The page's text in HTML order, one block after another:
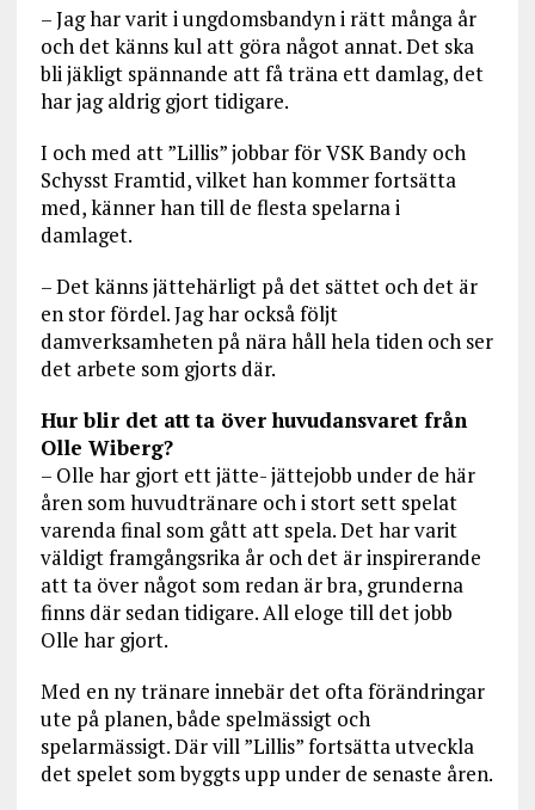
– Jag har varit i ungdomsbandyn i rätt många år
och det känns kul att göra något annat. Det ska
bli jäkligt spännande att få träna ett damlag, det
har jag aldrig gjort tidigare.
I och med att ”Lillis” jobbar för VSK Bandy och
Schysst Framtid, vilket han kommer fortsätta
med, känner han till de flesta spelarna i
damlaget.
– Det känns jättehärligt på det sättet och det är
en stor fördel. Jag har också följt
damverksamheten på nära håll hela tiden och ser
det arbete som gjorts där.
Hur blir det att ta över huvudansvaret från
Olle Wiberg?
– Olle har gjort ett jätte- jättejobb under de här
åren som huvudtränare och i stort sett spelat
varenda final som gått att spela. Det har varit
väldigt framgångsrika år och det är inspirerande
att ta över något som redan är bra, grunderna
finns där sedan tidigare. All eloge till det jobb
Olle har gjort.
Med en ny tränare innebär det ofta förändringar
ute på planen, både spelmässigt och
spelarmässigt. Där vill ”Lillis” fortsätta utveckla
det spelet som byggts upp under de senaste åren.